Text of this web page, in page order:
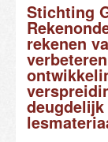
Stichting
rekenen
deugdelijk